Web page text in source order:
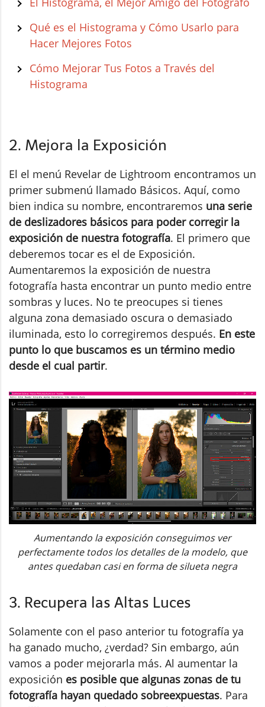
Qué es el Histograma y Cómo Usarlo para
Hacer Mejores Fotos
Cómo Mejorar Tus Fotos a Través del
Histograma
2. Mejora la Exposición
El el menú Revelar de Lightroom encontramos un
primer submenú llamado Básicos. Aquí, como
bien indica su nombre, encontraremos una serie
de deslizadores básicos para poder corregir la
exposición de nuestra fotografía. El primero que
deberemos tocar es el de Exposición.
Aumentaremos la exposición de nuestra
fotografía hasta encontrar un punto medio entre
sombras y luces. No te preocupes si tienes
alguna zona demasiado oscura o demasiado
iluminada, esto lo corregiremos después. En este
punto lo que buscamos es un término medio
desde el cual partir.
Aumentando la exposición conseguimos ver
perfectamente todos los detalles de la modelo, que
antes quedaban casi en forma de silueta negra
3. Recupera las Altas Luces
Solamente con el paso anterior tu fotografía ya
ha ganado mucho, ¿verdad? Sin embargo, aún
vamos a poder mejorarla más. Al aumentar la
exposición es posible que algunas zonas de tu
fotografía hayan quedado sobreexpuestas. Para